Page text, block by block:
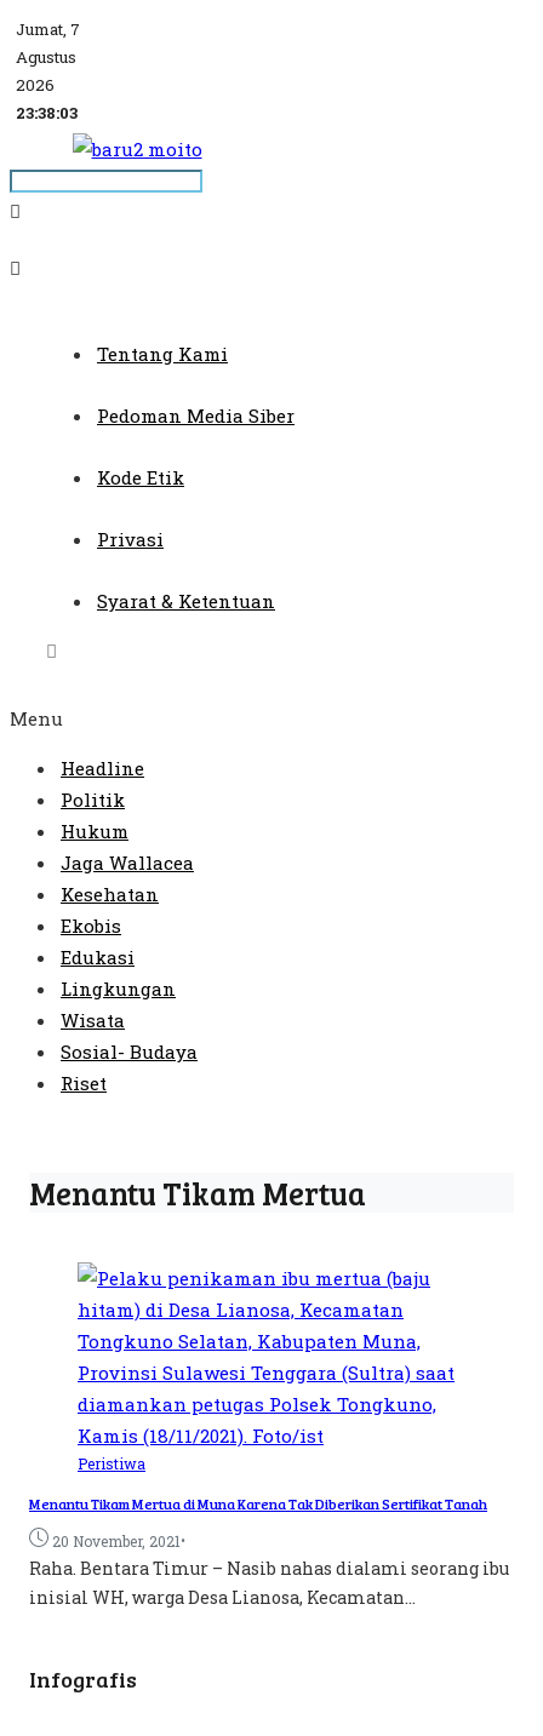
Jumat, 7
Agustus
2026
23:38:03
Tentang Kami
Pedoman Media Siber
Kode Etik
Privasi
Syarat & Ketentuan
Menu
Headline
Politik
Hukum
Jaga Wallacea
Kesehatan
Ekobis
Edukasi
Lingkungan
Wisata
Sosial- Budaya
Riset
Menantu Tikam Mertua
Peristiwa
Menantu Tikam Mertua di Muna Karena Tak Diberikan Sertifikat Tanah
20 November, 2021•
Raha. Bentara Timur – Nasib nahas dialami seorang ibu
inisial WH, warga Desa Lianosa, Kecamatan...
Infografis